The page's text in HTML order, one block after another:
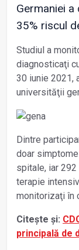
Germaniei
35% riscul
Studiul a
diagnosticaţi
30 iunie 2021,
universităţii
Dintre
doar
spitale, iar
terapie
monitorizaţi în
Citește și:
principală de